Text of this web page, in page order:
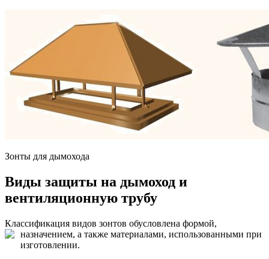
Зонты для дымохода
Виды защиты на дымоход и
вентиляционную трубу
Классификация видов зонтов обусловлена формой,
назначением, а также материалами, использованными при
изготовлении.